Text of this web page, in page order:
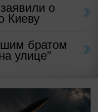
о
Киеву
братом
улице"